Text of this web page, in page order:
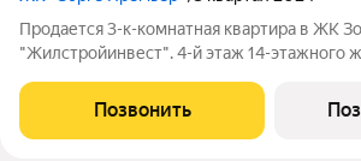
Продается 3-к-комнатная квартира в ЖК
"Жилстройинвест". 4-й этаж 14-этажного
Позвонить